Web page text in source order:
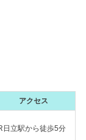
アクセス
日立駅から徒歩5分